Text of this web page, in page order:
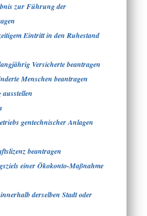
zur Führung der
Eintritt in den Ruhestand
Versicherte beantragen
Menschen beantragen
gentechnischer Anlagen
beantragen
einer Ökokonto-Maßnahme
derselben Stadt oder